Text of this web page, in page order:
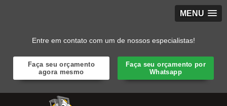
MENU
Entre em contato com um de nossos especialistas!
Faça seu orçamento
agora mesmo
Faça seu orçamento por
Whatsapp